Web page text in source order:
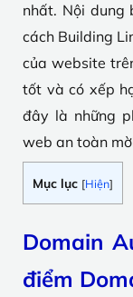
nhất. Nội dung
cách Building
của website
tốt và có xếp
đây là những
web an toàn
Mục lục [Hiện]
Domain
điểm